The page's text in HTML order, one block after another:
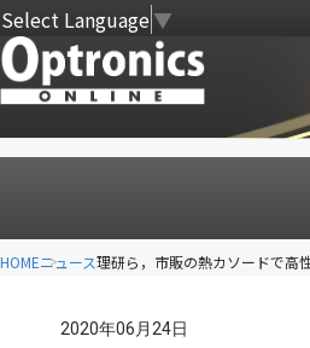
Select Language▼
HOMEニュース理研ら，市販の熱カソードで高
2020年06月24日